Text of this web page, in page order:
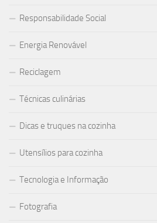
Responsabilidade Social
Energia Renovável
Reciclagem
Técnicas culinárias
Dicas e truques na cozinha
Utensílios para cozinha
Tecnologia e Informação
Fotografia